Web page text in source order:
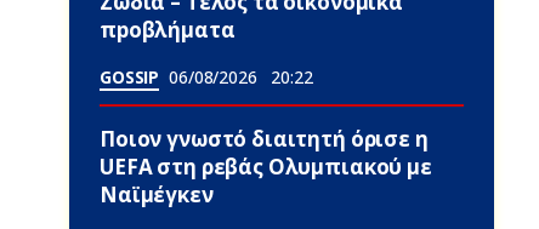
πpοβλήματα
GOSSIP 06/08/2026 20:22
Ποιον γνωστό διαιτητή όρισε η
UEFA στη ρεβάς Ολυμπιακού με
Ναϊμέγκεν